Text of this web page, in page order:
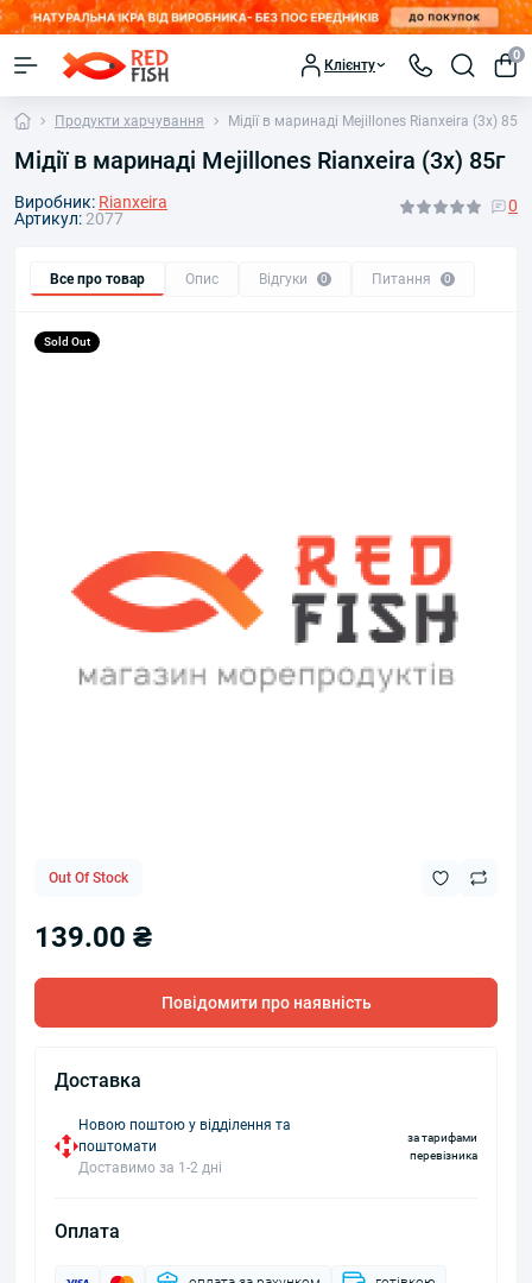
Клієнту
0
Продукти харчування Мідії в маринаді Mejillones Rianxeira (3x) 85г
Мідії в маринаді Mejillones Rianxeira (3x) 85г
Виробник: Rianxeira
Артикул: 2077
0
Все про товар Опис Відгуки 0 Питання 0
Sold Out
Out Of Stock
139.00 ₴
Повідомити про наявність
Доставка
Новою поштою у відділення та
поштомати
Доставимо за 1-2 дні
за тарифами
перевізника
Оплата